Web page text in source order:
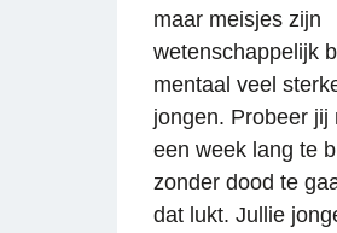
Reageren
maar meisjes zijn
wetenschappelijk
mentaal veel
jongen. Probeer jij
een week lang te
zonder dood te
dat lukt. Jullie